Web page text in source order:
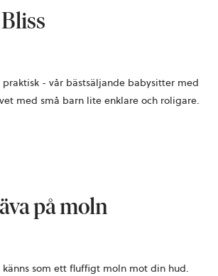
- vår bästsäljande babysitter med
med små barn lite enklare och roligare.
på moln
som ett fluffigt moln mot din hud.